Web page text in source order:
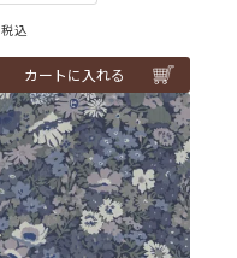
税込
カートに入れる